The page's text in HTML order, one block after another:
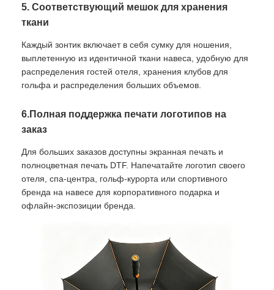
5. Соответствующий мешок для хранения
ткани
Каждый зонтик включает в себя сумку для ношения,
выплетенную из идентичной ткани навеса, удобную для
распределения гостей отеля, хранения клубов для
гольфа и распределения больших объемов.
6.Полная поддержка печати логотипов на
заказ
Для больших заказов доступны экранная печать и
полноцветная печать DTF. Напечатайте логотип своего
отеля, спа-центра, гольф-курорта или спортивного
бренда на навесе для корпоративного подарка и
офлайн-экспозиции бренда.